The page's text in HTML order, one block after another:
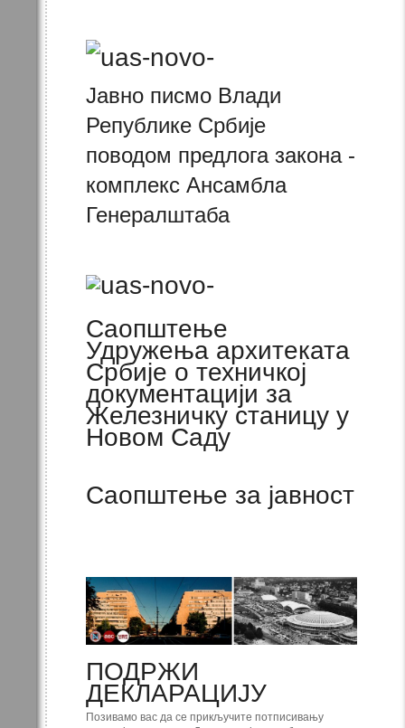
Јавно писмо Влади
Републике Србије
поводом предлога закона -
комплекс Ансамбла
Генералштаба
Саопштење
Удружења архитеката
Србије о техничкој
документацији за
Железничку станицу у
Новом Саду
Саопштење за јавност
ПОДРЖИ
ДЕКЛАРАЦИЈУ
Позивамо вас да се прикључите потписивању